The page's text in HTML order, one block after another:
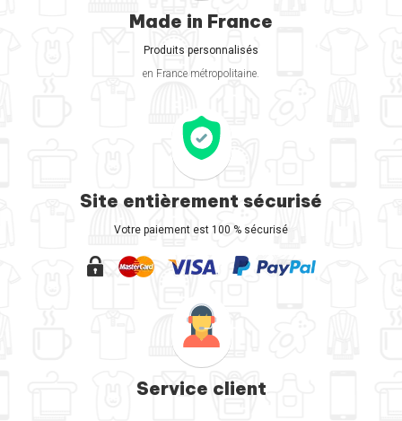
Made in France
Produits personnalisés
en France métropolitaine.
Site entièrement sécurisé
Votre paiement est 100 % sécurisé
Service client